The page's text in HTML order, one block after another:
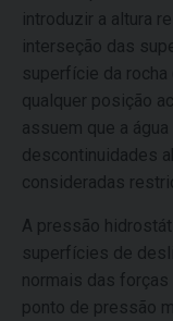
introduzir a altura
interseção das
superfície da
qualquer posição
assuem que a
descontinuidades
consideradas
A pressão
superfícies de
normais das forças
ponto de pressão